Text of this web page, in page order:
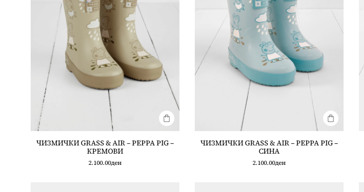
ЧИЗМИЧКИ GRASS & AIR – PEPPA PIG –
КРЕМОВИ
2.100.00ден
ЧИЗМИЧКИ GRASS & AIR – PEPPA PIG –
СИНА
2.100.00ден